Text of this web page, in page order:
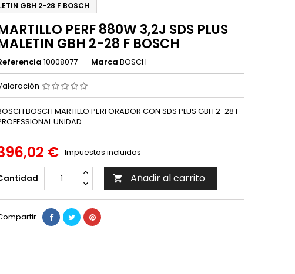
GBH 2-28 F BOSCH
PERF 880W 3,2J SDS PLUS
GBH 2-28 F BOSCH
10008077 Marca BOSCH
BOSCH MARTILLO PERFORADOR CON SDS PLUS GBH 2-28 F
UNIDAD
€ Impuestos incluidos
 Añadir al carrito